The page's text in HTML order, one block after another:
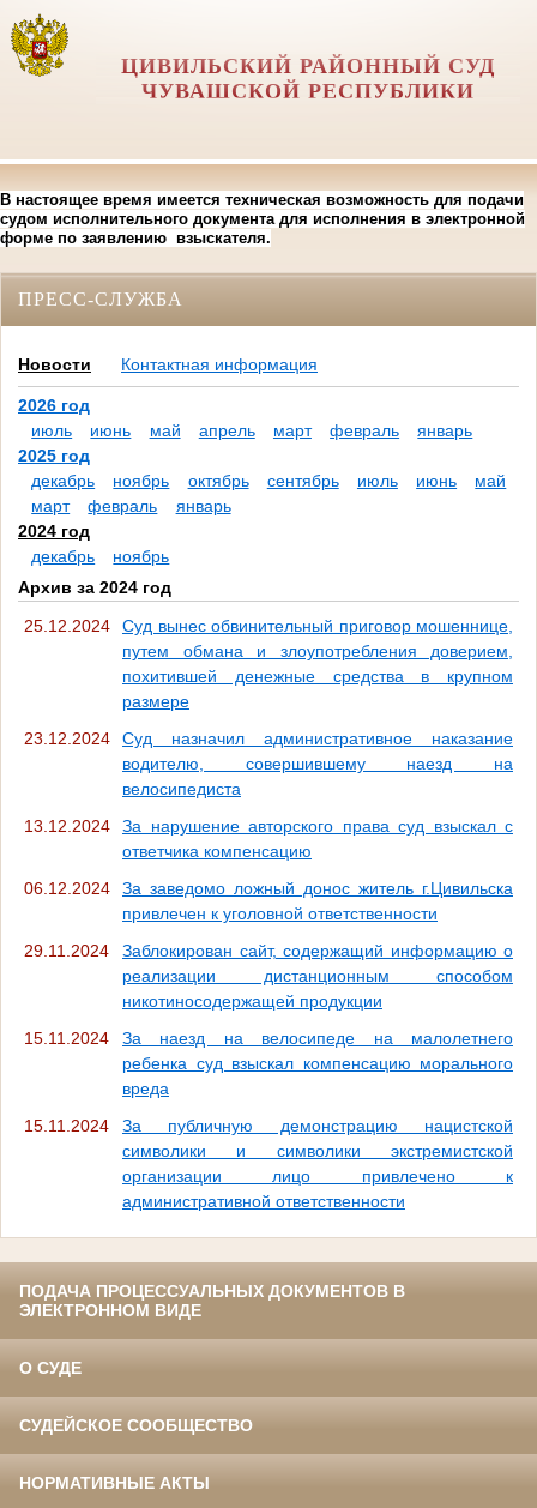
ЦИВИЛЬСКИЙ РАЙОННЫЙ СУД
ЧУВАШСКОЙ РЕСПУБЛИКИ
В настоящее время имеется техническая возможность для подачи
судом исполнительного документа для исполнения в электронной
форме по заявлению взыскателя.
ПРЕСС-СЛУЖБА
Новости Контактная информация
2026 год
июль
июнь май апрель март февраль
январь
2025 год
декабрь
ноябрь октябрь сентябрь июль июнь
май
март
февраль
январь
2024 год
декабрь
ноябрь
Архив за 2024 год
25.12.2024
Суд вынес обвинительный приговор мошеннице,
путем обмана и злоупотребления доверием,
похитившей денежные средства в крупном
размере
23.12.2024
Суд назначил административное наказание
водителю, совершившему наезд на
велосипедиста
13.12.2024
За нарушение авторского права суд взыскал с
ответчика компенсацию
06.12.2024
За заведомо ложный донос житель г.Цивильска
привлечен к уголовной ответственности
29.11.2024
Заблокирован сайт, содержащий информацию о
реализации дистанционным способом
никотиносодержащей продукции
15.11.2024
За наезд на велосипеде на малолетнего
ребенка суд взыскал компенсацию морального
вреда
15.11.2024
За публичную демонстрацию нацистской
символики и символики экстремистской
организации лицо привлечено к
административной ответственности
ПОДАЧА ПРОЦЕССУАЛЬНЫХ ДОКУМЕНТОВ В
ЭЛЕКТРОННОМ ВИДЕ
О СУДЕ
СУДЕЙСКОЕ СООБЩЕСТВО
НОРМАТИВНЫЕ АКТЫ